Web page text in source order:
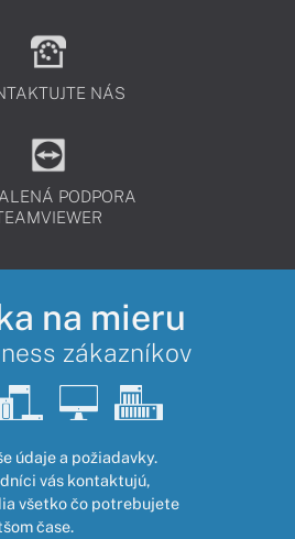
NÁS
PODPORA
na mieru
zákazníkov
údaje a požiadavky.
vás kontaktujú,
všetko čo potrebujete
čase.